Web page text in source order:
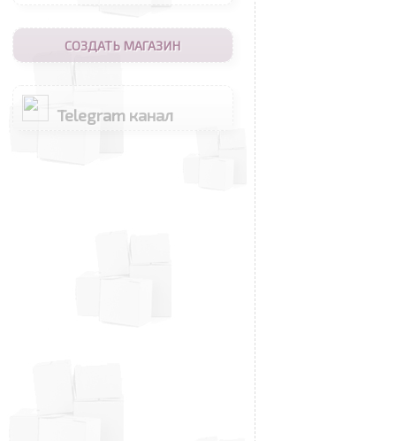
СОЗДАТЬ МАГАЗИН
Telegram канал